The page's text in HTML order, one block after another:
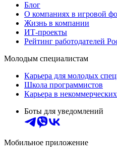
Блог
О компаниях в игровой
Жизнь в компании
ИТ-проекты
Рейтинг работодателей
Молодым специалистам
Карьера для молодых
Школа программистов
Карьера в
Боты для уведомлений
Мобильное приложение